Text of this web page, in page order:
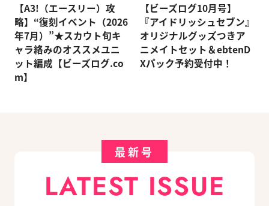
【A3!（エースリー）攻
略】“復刻イベント（2026
年7月）”★スカウト旬キ
ャラ絡みのオススメユニ
ット編成【ビーズログ.co
m】
【ビーズログ10月号】
『アイドリッシュセブン』
オリジナルグッズつきア
ニメイトセット＆ebtenD
Xパック予約受付中！
最新号
LATEST ISSUE